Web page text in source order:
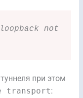
при этом
transport: